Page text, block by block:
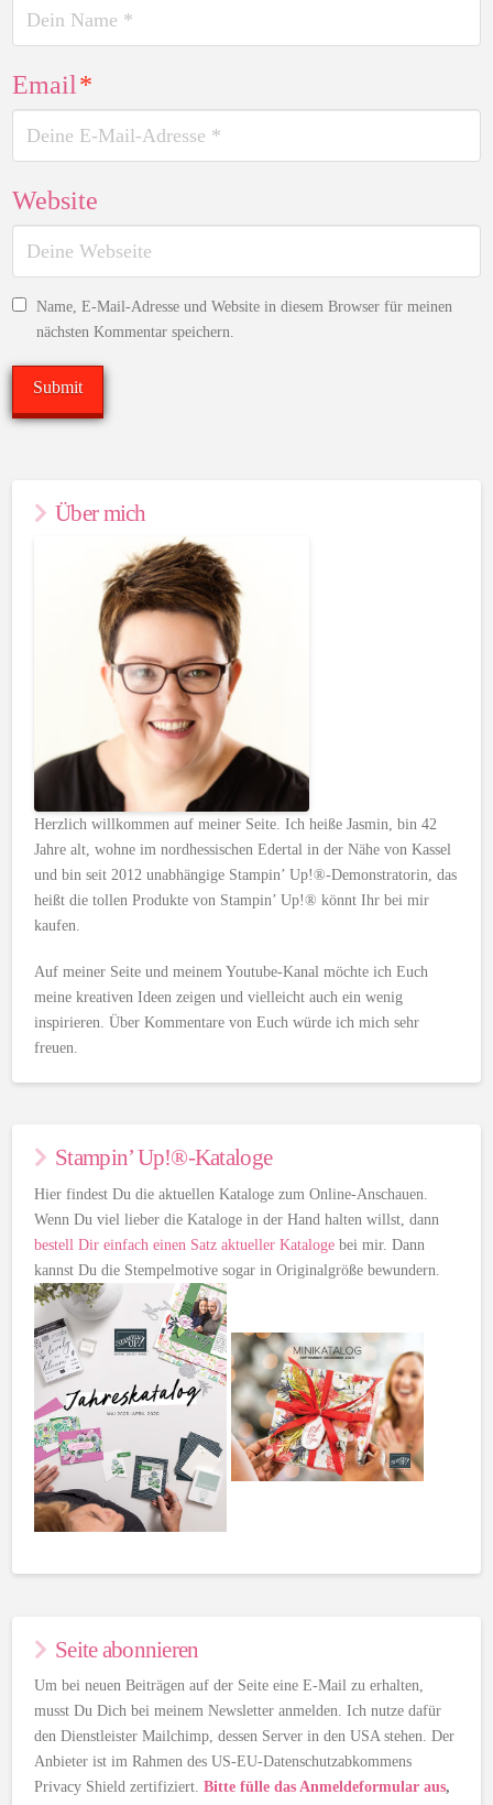
Email*
Website
Name, E-Mail-Adresse und Website in diesem Browser für meinen
nächsten Kommentar speichern.
Über mich
Herzlich willkommen auf meiner Seite. Ich heiße Jasmin, bin 42
Jahre alt, wohne im nordhessischen Edertal in der Nähe von Kassel
und bin seit 2012 unabhängige Stampin’ Up!®-Demonstratorin, das
heißt die tollen Produkte von Stampin’ Up!® könnt Ihr bei mir
kaufen.
Auf meiner Seite und meinem Youtube-Kanal möchte ich Euch
meine kreativen Ideen zeigen und vielleicht auch ein wenig
inspirieren. Über Kommentare von Euch würde ich mich sehr
freuen.
Stampin’ Up!®-Kataloge
Hier findest Du die aktuellen Kataloge zum Online-Anschauen.
Wenn Du viel lieber die Kataloge in der Hand halten willst, dann
bestell Dir einfach einen Satz aktueller Kataloge bei mir. Dann
kannst Du die Stempelmotive sogar in Originalgröße bewundern.
Seite abonnieren
Um bei neuen Beiträgen auf der Seite eine E-Mail zu erhalten,
musst Du Dich bei meinem Newsletter anmelden. Ich nutze dafür
den Dienstleister Mailchimp, dessen Server in den USA stehen. Der
Anbieter ist im Rahmen des US-EU-Datenschutzabkommens
Privacy Shield zertifiziert.Bitte fülle das Anmeldeformular aus,